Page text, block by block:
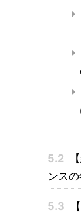
5.2
ンス
5.3